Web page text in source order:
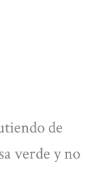
de
verde y no